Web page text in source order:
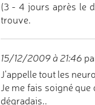
(3 - 4 jours après le
trouve.
15/12/2009 à 21:46
J'appelle tout les
Je me fais soigné
dégradais..